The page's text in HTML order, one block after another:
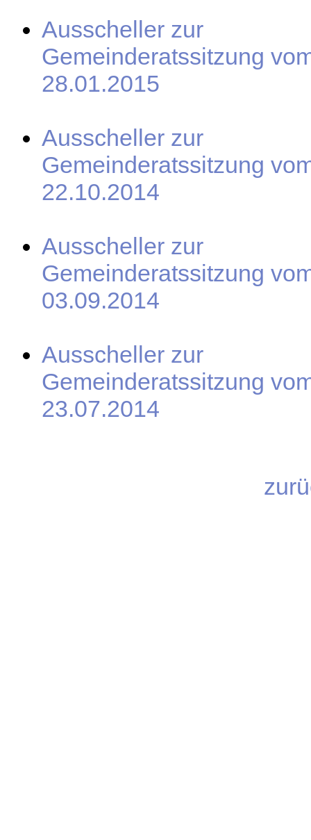
Ausscheller zur
Gemeinderatssitzung
28.01.2015
Ausscheller zur
Gemeinderatssitzung
22.10.2014
Ausscheller zur
Gemeinderatssitzung
03.09.2014
Ausscheller zur
Gemeinderatssitzung
23.07.2014